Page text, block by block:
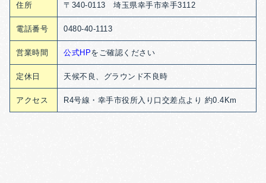
住所 〒340-0113 埼玉県幸手市幸手3112
電話番号 0480-40-1113
営業時間 公式HPをご確認ください
定休日 天候不良、グラウンド不良時
アクセス R4号線・幸手市役所入り口交差点より 約0.4Km